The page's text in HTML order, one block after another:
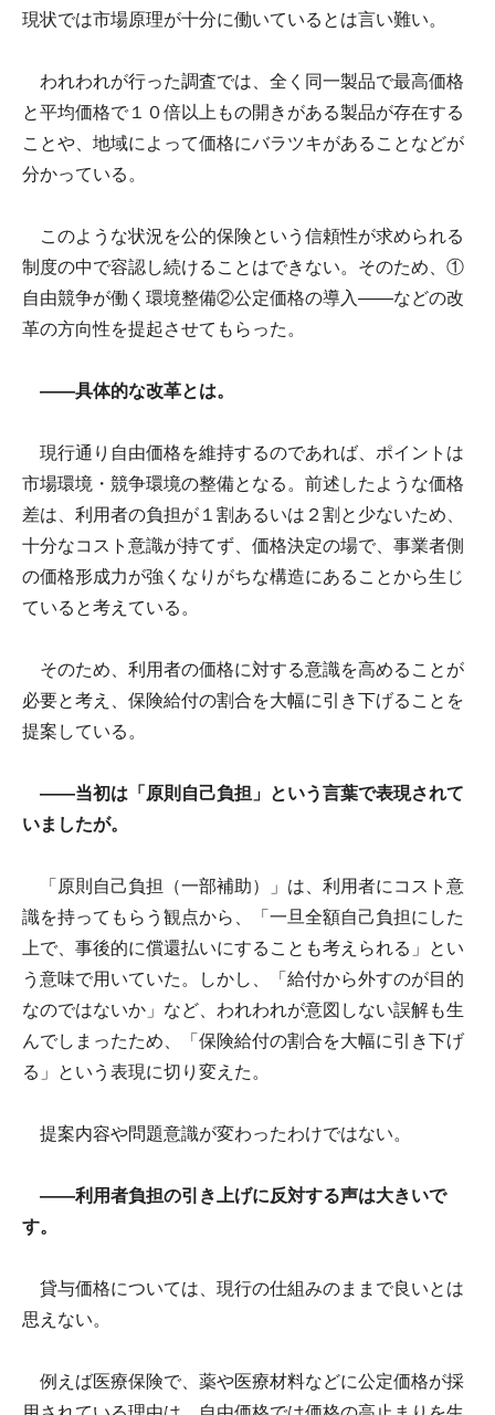
現状では市場原理が十分に働いているとは言い難い。
われわれが行った調査では、全く同一製品で最高価格
と平均価格で１０倍以上もの開きがある製品が存在する
ことや、地域によって価格にバラツキがあることなどが
分かっている。
このような状況を公的保険という信頼性が求められる
制度の中で容認し続けることはできない。そのため、①
自由競争が働く環境整備②公定価格の導入――などの改
革の方向性を提起させてもらった。
――具体的な改革とは。
現行通り自由価格を維持するのであれば、ポイントは
市場環境・競争環境の整備となる。前述したような価格
差は、利用者の負担が１割あるいは２割と少ないため、
十分なコスト意識が持てず、価格決定の場で、事業者側
の価格形成力が強くなりがちな構造にあることから生じ
ていると考えている。
そのため、利用者の価格に対する意識を高めることが
必要と考え、保険給付の割合を大幅に引き下げることを
提案している。
――当初は「原則自己負担」という言葉で表現されて
いましたが。
「原則自己負担（一部補助）」は、利用者にコスト意
識を持ってもらう観点から、「一旦全額自己負担にした
上で、事後的に償還払いにすることも考えられる」とい
う意味で用いていた。しかし、「給付から外すのが目的
なのではないか」など、われわれが意図しない誤解も生
んでしまったため、「保険給付の割合を大幅に引き下げ
る」という表現に切り変えた。
提案内容や問題意識が変わったわけではない。
――利用者負担の引き上げに反対する声は大きいで
す。
貸与価格については、現行の仕組みのままで良いとは
思えない。
例えば医療保険で、薬や医療材料などに公定価格が採